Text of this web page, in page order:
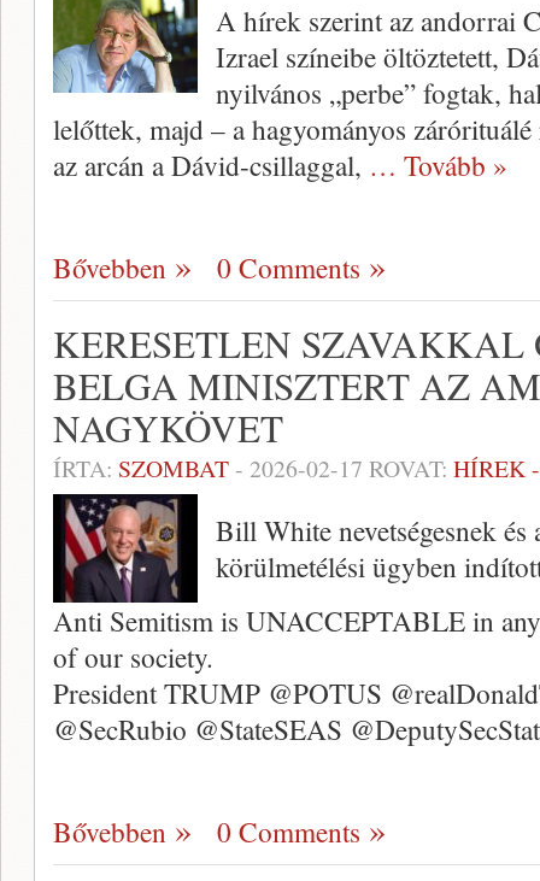
A hírek szerint az andorrai
Izrael színeibe öltöztetett,
nyilvános „perbe” fogtak,
lelőttek, majd – a hagyományos
az arcán a Dávid-csillaggal, … Tovább »
Bővebben 0 Comments
KERESETLEN
BELGA MINISZTERT AZ
NAGYKÖVET
ÍRTA: SZOMBAT- 2026-02-17 ROVAT: HÍREK
Bill White nevetségesnek és
körülmetélési ügyben
Anti Semitism is UNACCEPTABLE in
of our society.
President TRUMP @POTUS
@SecRubio @StateSEAS
Bővebben 0 Comments